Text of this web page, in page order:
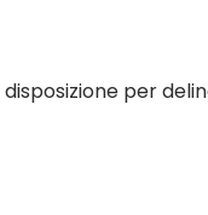
per